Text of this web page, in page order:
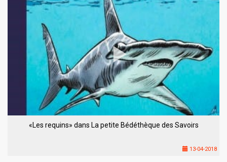
«Les requins» dans La petite Bédéthèque des Savoirs
13-04-2018